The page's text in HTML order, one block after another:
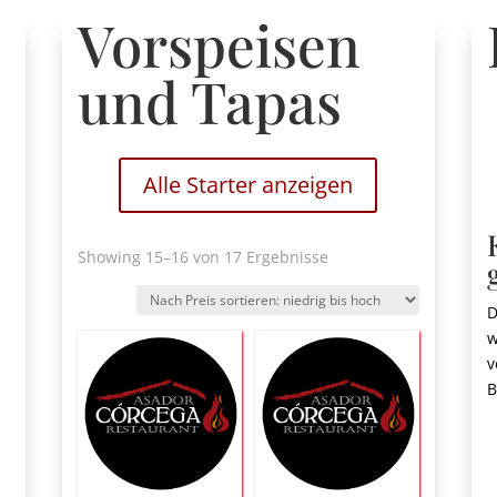
Vorspeisen
und Tapas
Alle Starter anzeigen
Showing 15–16 von 17 ErgebnisseNach
sortiert:
niedrig
hoch